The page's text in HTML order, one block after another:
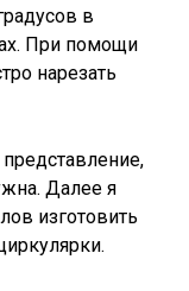
в
При помощи
нарезать
Далее я
изготовить